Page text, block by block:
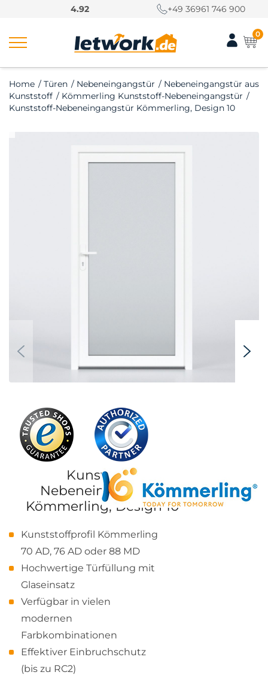
4.92 +49 36961 746 900
0
Home / Türen / Nebeneingangstür / Nebeneingangstür aus
Kunststoff / Kömmerling Kunststoff-Nebeneingangstür /
Kunststoff-Nebeneingangstür Kömmerling, Design 10
Kunststoff-
Nebeneingangstür
Kömmerling, Design 10
Kunststoffprofil Kömmerling
70 AD, 76 AD oder 88 MD
Hochwertige Türfüllung mit
Glaseinsatz
Verfügbar in vielen
modernen
Farbkombinationen
Effektiver Einbruchschutz
(bis zu RC2)